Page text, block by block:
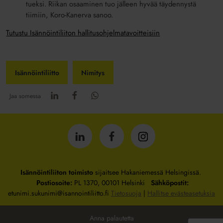
tueksi. Riikan osaaminen tuo jälleen hyvää täydennystä
tiimiin, Koro-Kanerva sanoo.
Tutustu Isännöintiliiton hallitusohjelmatavoitteisiin
Isännöintiliitto Nimitys
Jaa somessa
Isännöintiliitto
LinkedInissä
Isännöintiliitto
Facebookissa
Isännöintiliitto
Instagrammissa
Isännöintiliiton toimistosijaitsee Hakaniemessä Helsingissä.
Postiosoite: PL 1370, 00101 Helsinki Sähköpostit:
etunimi.sukunimi@isannointiliitto.fi Tietosuoja | Hallitse evästeasetuksia
Anna palautetta